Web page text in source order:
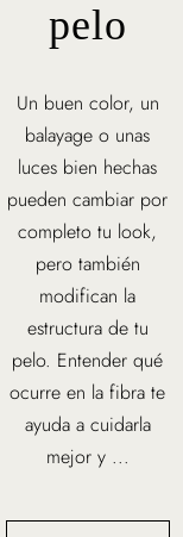
pelo
Un buen color, un
balayage o unas
luces bien hechas
pueden cambiar por
completo tu look,
pero también
modifican la
estructura de tu
pelo. Entender qué
ocurre en la fibra te
ayuda a cuidarla
mejor y ...